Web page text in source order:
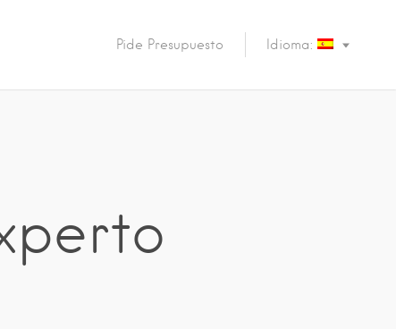
Pide Presupuesto Idioma: